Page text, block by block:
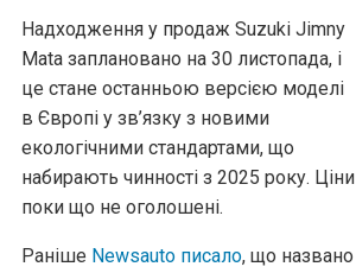
Надходження у продаж Suzuki Jimny
Mata заплановано на 30 листопада, і
це стане останньою версією моделі
в Європі у зв’язку з новими
екологічними стандартами, що
набирають чинності з 2025 року. Ціни
поки що не оголошені.
Раніше Newsauto писало, що названо